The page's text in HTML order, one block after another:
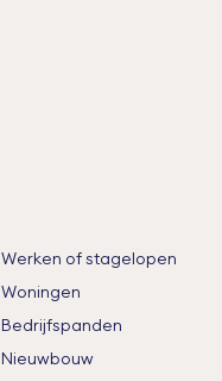
Werken of stagelopen
Woningen
Bedrijfspanden
Nieuwbouw